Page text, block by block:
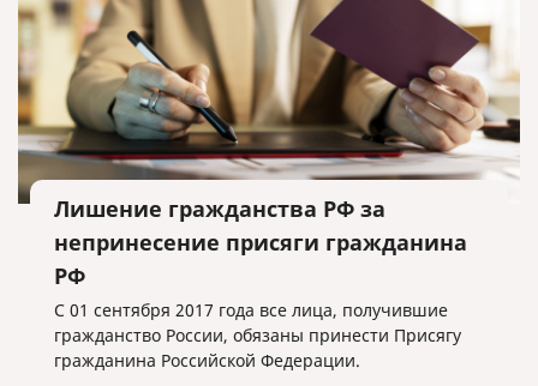
Лишение гражданства РФ за
непринесение присяги гражданина
РФ
С 01 сентября 2017 года все лица, получившие
гражданство России, обязаны принести Присягу
гражданина Российской Федерации.